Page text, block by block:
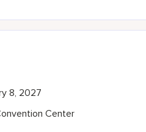
Center
8, 2027